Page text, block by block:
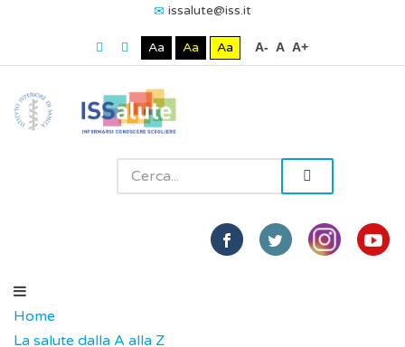
issalute@iss.it
Aa Aa Aa A- A A+
Home
La salute dalla A alla Z